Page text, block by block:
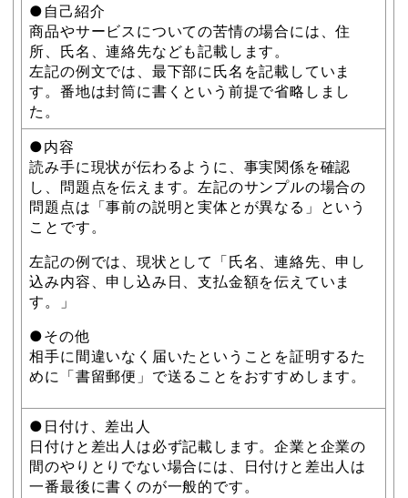
●自己紹介
商品やサービスについての苦情の場合には、住
所、氏名、連絡先なども記載します。
左記の例文では、最下部に氏名を記載していま
す。番地は封筒に書くという前提で省略しまし
た。
●内容
読み手に現状が伝わるように、事実関係を確認
し、問題点を伝えます。左記のサンプルの場合の
問題点は「事前の説明と実体とが異なる」という
ことです。
左記の例では、現状として「氏名、連絡先、申し
込み内容、申し込み日、支払金額を伝えていま
す。」
●その他
相手に間違いなく届いたということを証明するた
めに「書留郵便」で送ることをおすすめします。
●日付け、差出人
日付けと差出人は必ず記載します。企業と企業の
間のやりとりでない場合には、日付けと差出人は
一番最後に書くのが一般的です。